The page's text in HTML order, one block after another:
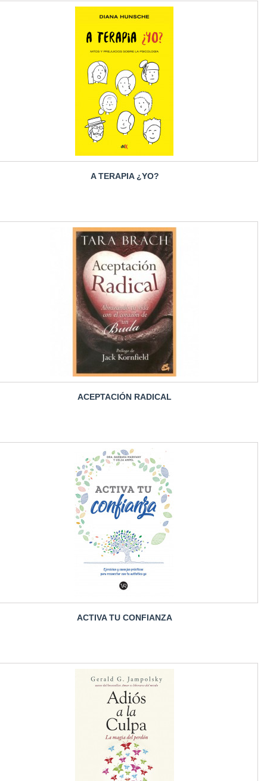
A TERAPIA ¿YO?
ACEPTACIÓN RADICAL
ACTIVA TU CONFIANZA